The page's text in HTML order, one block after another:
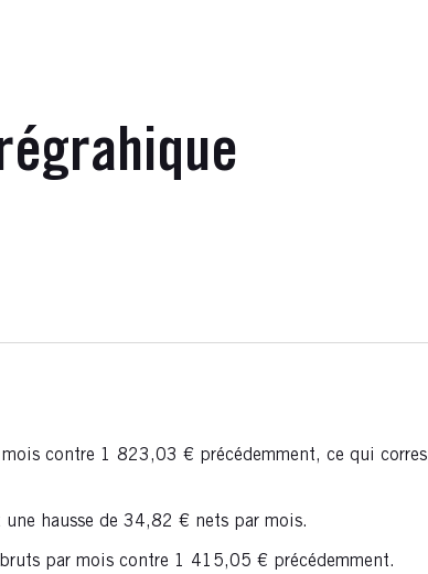
contre 1 823,03 € précédemment, ce qui
hausse de 34,82 € nets par mois.
par mois contre 1 415,05 € précédemment.